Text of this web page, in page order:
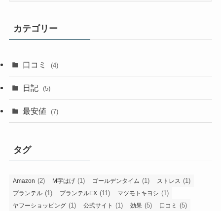
ブ
カテゴリー
口コミ (4)
日記 (5)
最安値 (7)
タグ
Amazon (2) M字はげ (1) ゴールデンタイム (1) ストレス (1)
プランテル (1) プランテルEX (11) マツモトキヨシ (1)
ヤフーショッピング (1) 公式サイト (1) 効果 (5) 口コミ (5)